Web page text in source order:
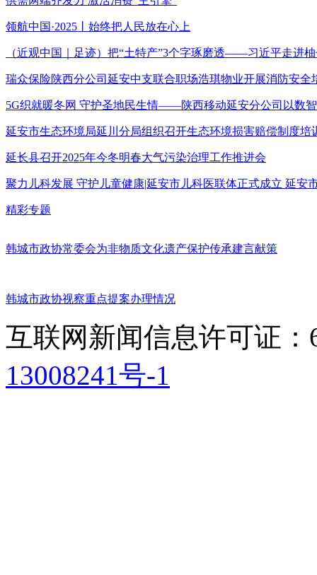
领航中国·2025丨始终把人民放在心上
（近观中国｜足迹）把“土特产”3个字琢磨透——习近平走进
瑞众保险陕西分公司延安中支联合职场浩琪物业开展消防安全
5G织就暖冬网 守护圣地民生情——陕西移动延安分公司以数
延安市生态环境局延川分局组织召开生态环境损害赔偿制度培
延长县召开2025年今冬明春大气污染治理工作推进会
聚力儿科发展 守护儿童健康|延安市儿科医联体正式成立 延安
精彩专题
韩城市政协常委会为非物质文化遗产保护传承建言献策
韩城市政协视察重点提案办理情况
互联网新闻信息许可证：
13008241号-1